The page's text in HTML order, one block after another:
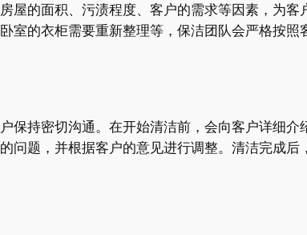
屋的面积、污渍程度、客户的需求等因素，为
室的衣柜需要重新整理等，保洁团队会严格按照
保持密切沟通。在开始清洁前，会向客户详细
问题，并根据客户的意见进行调整。清洁完成